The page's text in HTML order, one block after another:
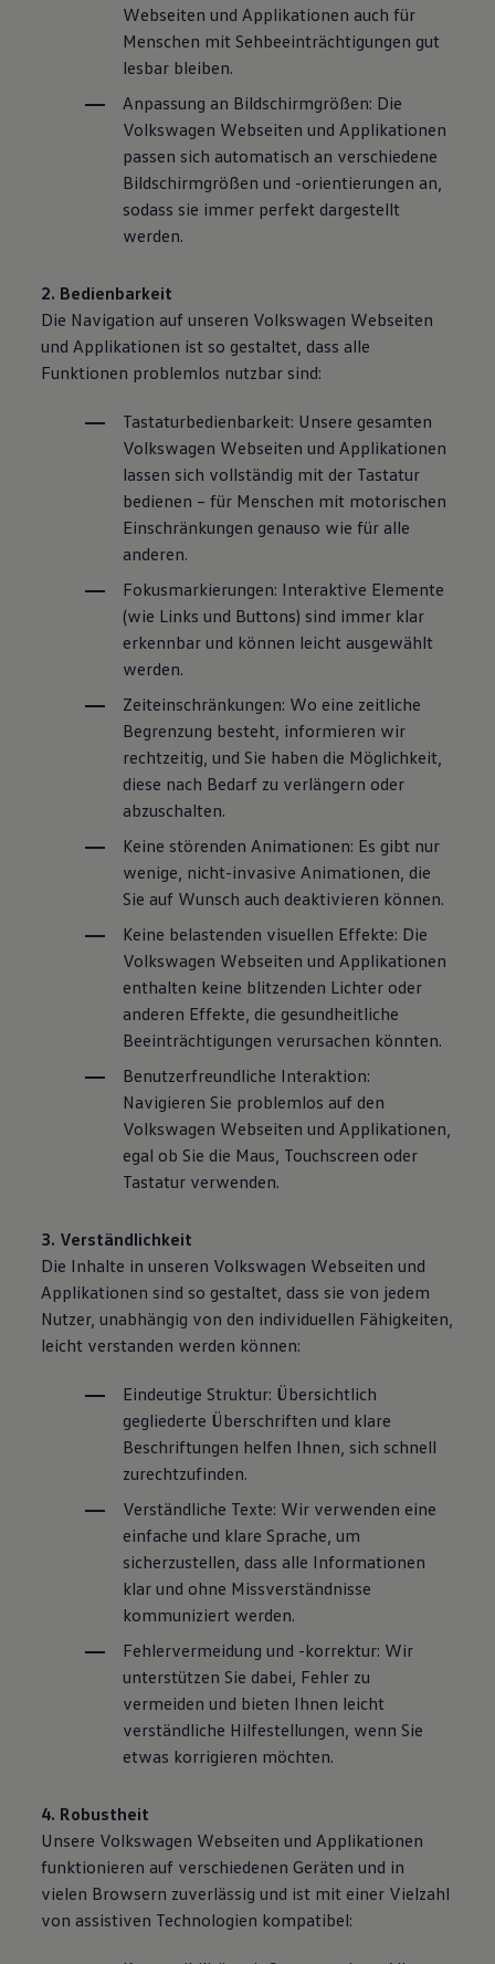
Webseiten und Applikationen auch für
Menschen mit Sehbeeinträchtigungen gut
lesbar bleiben.
Anpassung an Bildschirmgrößen: Die
Volkswagen Webseiten und Applikationen
passen sich automatisch an verschiedene
Bildschirmgrößen und -orientierungen an,
sodass sie immer perfekt dargestellt
werden.
2. Bedienbarkeit
Die Navigation auf unseren Volkswagen Webseiten
und Applikationen ist so gestaltet, dass alle
Funktionen problemlos nutzbar sind:
Tastaturbedienbarkeit: Unsere gesamten
Volkswagen Webseiten und Applikationen
lassen sich vollständig mit der Tastatur
bedienen – für Menschen mit motorischen
Einschränkungen genauso wie für alle
anderen.
Fokusmarkierungen: Interaktive Elemente
(wie Links und Buttons) sind immer klar
erkennbar und können leicht ausgewählt
werden.
Zeiteinschränkungen: Wo eine zeitliche
Begrenzung besteht, informieren wir
rechtzeitig, und Sie haben die Möglichkeit,
diese nach Bedarf zu verlängern oder
abzuschalten.
Keine störenden Animationen: Es gibt nur
wenige, nicht-invasive Animationen, die
Sie auf Wunsch auch deaktivieren können.
Keine belastenden visuellen Effekte: Die
Volkswagen Webseiten und Applikationen
enthalten keine blitzenden Lichter oder
anderen Effekte, die gesundheitliche
Beeinträchtigungen verursachen könnten.
Benutzerfreundliche Interaktion:
Navigieren Sie problemlos auf den
Volkswagen Webseiten und Applikationen,
egal ob Sie die Maus, Touchscreen oder
Tastatur verwenden.
3. Verständlichkeit
Die Inhalte in unseren Volkswagen Webseiten und
Applikationen sind so gestaltet, dass sie von jedem
Nutzer, unabhängig von den individuellen Fähigkeiten,
leicht verstanden werden können:
Eindeutige Struktur: Übersichtlich
gegliederte Überschriften und klare
Beschriftungen helfen Ihnen, sich schnell
zurechtzufinden.
Verständliche Texte: Wir verwenden eine
einfache und klare Sprache, um
sicherzustellen, dass alle Informationen
klar und ohne Missverständnisse
kommuniziert werden.
Fehlervermeidung und -korrektur: Wir
unterstützen Sie dabei, Fehler zu
vermeiden und bieten Ihnen leicht
verständliche Hilfestellungen, wenn Sie
etwas korrigieren möchten.
4. Robustheit
Unsere Volkswagen Webseiten und Applikationen
funktionieren auf verschiedenen Geräten und in
vielen Browsern zuverlässig und ist mit einer Vielzahl
von assistiven Technologien kompatibel: